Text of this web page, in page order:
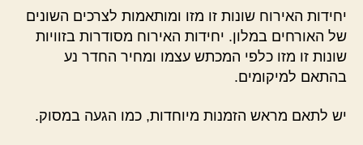
יחידות האירוח שונות זו מזו ומותאמות לצרכים השונים
של האורחים במלון. יחידות האירוח מסודרות בזוויות
שונות זו מזו כלפי המכתש עצמו ומחיר החדר נע
בהתאם למיקומים.
יש לתאם מראש הזמנות מיוחדות, כמו הגעה במסוק.